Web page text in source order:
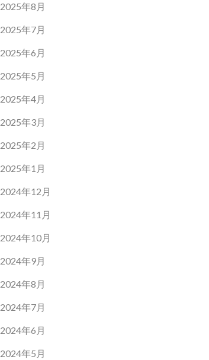
2025年8月
2025年7月
2025年6月
2025年5月
2025年4月
2025年3月
2025年2月
2025年1月
2024年12月
2024年11月
2024年10月
2024年9月
2024年8月
2024年7月
2024年6月
2024年5月